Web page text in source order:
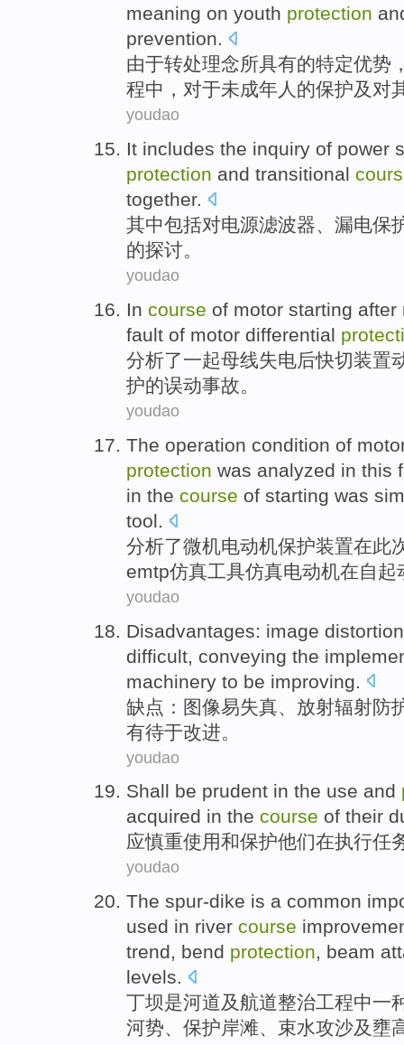
meaning on youth protection
prevention.
由于转处理念所具有的特定优势
程中，对于未成年人 的保护及 对
youdao
It includes the inquiry of power
protection and transitional
together.
其中包括对电源滤波器、 漏电保
的探讨。
youdao
In course of motor starting after
fault of motor differential
分析了一起母线失电后快切装置
护的误动事故。
youdao
The operation condition of
protection was analyzed in this
in the course of starting was
tool.
分析了微机电动机保护装置在此
emtp仿真工具仿真电动机在自起
youdao
Disadvantages: image distortion
difficult , conveying the
machinery to be improving
缺点 ： 图像易失真 放射辐射防
有待于改进。
youdao
Shall be prudent in the use and
acquired in the course of their
应慎重使用和保护他们在执行任
youdao
The spur-dike is a common
used in river course
trend, bend protection, beam
levels.
丁坝是河道及航道整治工程中一
河势、 保护岸滩、 束水攻沙及 壅